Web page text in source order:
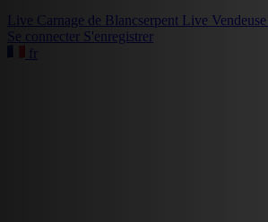
Live Carnage de Blancserpent Live
Se connecter S'enregistrer
fr